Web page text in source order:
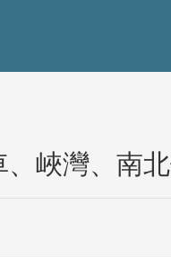
峽灣、南